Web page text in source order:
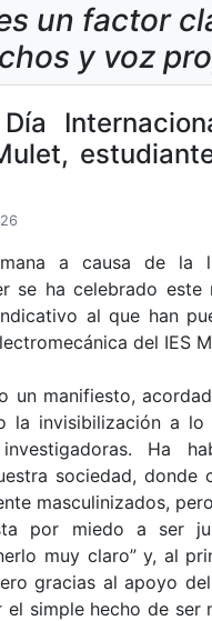
un factor
y voz
a causa de la
se ha celebrado
al que han
del IES
un manifiesto,
la invisibilización a
Ha
sociedad, donde
masculinizados,
por miedo a ser
muy claro” y, al
gracias al apoyo
simple hecho de